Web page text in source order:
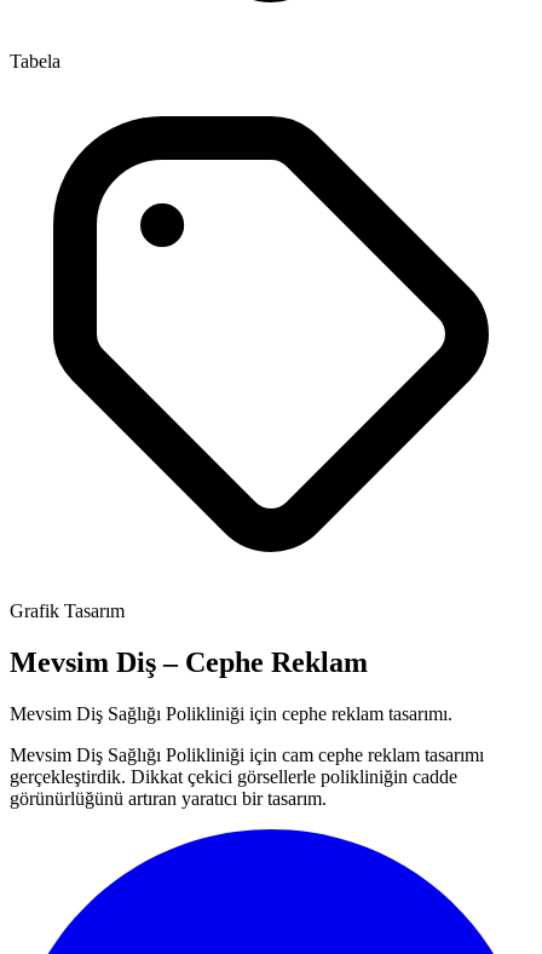
Tabela
Grafik Tasarım
Mevsim Diş – Cephe Reklam
Mevsim Diş Sağlığı Polikliniği için cephe reklam tasarımı.
Mevsim Diş Sağlığı Polikliniği için cam cephe reklam tasarımı
gerçekleştirdik. Dikkat çekici görsellerle polikliniğin cadde
görünürlüğünü artıran yaratıcı bir tasarım.